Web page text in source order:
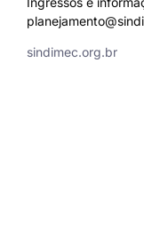
sindimec.org.br